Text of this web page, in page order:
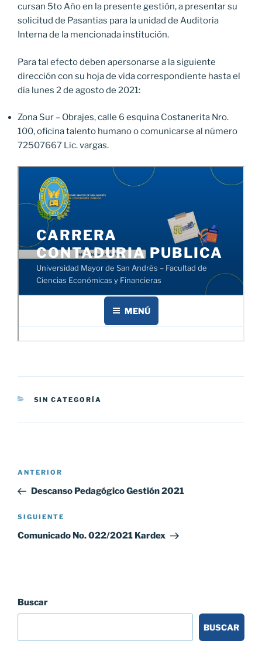
cursan 5to Año en la presente gestión, a presentar su
solicitud de Pasantias para la unidad de Auditoria
Interna de la mencionada institución.
Para tal efecto deben apersonarse a la siguiente
dirección con su hoja de vida correspondiente hasta el
día lunes 2 de agosto de 2021:
Zona Sur – Obrajes, calle 6 esquina Costanerita Nro.
100, oficina talento humano o comunicarse al número
72507667 Lic. vargas.
CATEGORÍAS
SIN CATEGORÍA
Navegación
entradas
Entrada
anterior:
ANTERIOR
Descanso Pedagógico Gestión 2021
Siguiente
entrada
SIGUIENTE
Comunicado No. 022/2021 Kardex
Buscar
BUSCAR